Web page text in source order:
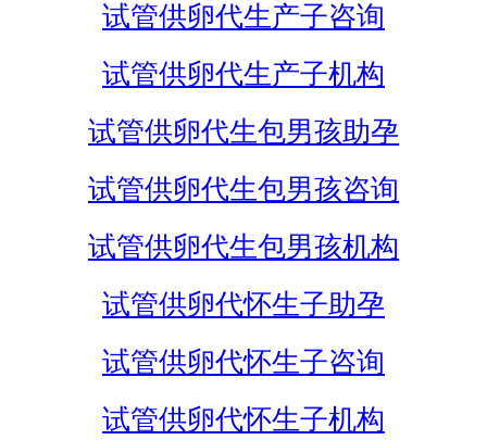
试管供卵代生产子咨询
试管供卵代生产子机构
试管供卵代生包男孩助孕
试管供卵代生包男孩咨询
试管供卵代生包男孩机构
试管供卵代怀生子助孕
试管供卵代怀生子咨询
试管供卵代怀生子机构